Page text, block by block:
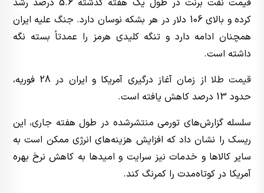
قیمت نفت برنت در طول یک هفته گذشته 5.6 درصد رشد
کرده و بالای 106 دلار در هر بشکه نوسان دارد. جنگ علیه ایران
همچنان ادامه دارد و تنگه کلیدی هرمز را عمدتاً بسته نگه
داشته است.
قیمت طلا
از زمان آغاز درگیری آمریکا و ایران در 28 فوریه،
حدود 13 درصد کاهش یافته است.
سلسله گزارش‌های تورمی منتشرشده در طول هفته جاری، این
ریسک را نشان داد که افزایش هزینه‌های انرژی ممکن است به
سایر کالاها و خدمات نیز سرایت و امیدها به کاهش نرخ بهره
آمریکا در کوتاه‌مدت را کمرنگ کند.